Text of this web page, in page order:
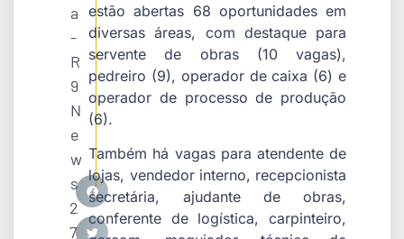
a
-
R
9
N
e
w
s
2
7
estão abertas 68 oportunidades em
diversas áreas, com destaque para
servente de obras (10 vagas),
pedreiro (9), operador de caixa (6) e
operador de processo de produção
(6).
Também há vagas para atendente de
lojas, vendedor interno, recepcionista
secretária, ajudante de obras,
conferente de logística, carpinteiro,